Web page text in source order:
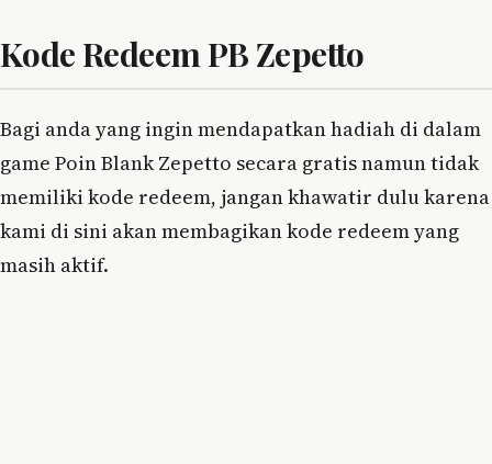
Kode Redeem PB Zepetto
Bagi anda yang ingin mendapatkan hadiah di dalam
game Poin Blank Zepetto secara gratis namun tidak
memiliki kode redeem, jangan khawatir dulu karena
kami di sini akan membagikan kode redeem yang
masih aktif.